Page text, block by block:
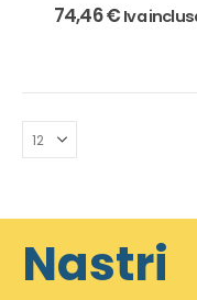
74,46€ Iva
Nastri